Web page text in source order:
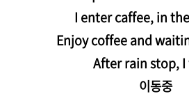
I enter caffee, in
Enjoy coffee and
After rain stop, I
이동중